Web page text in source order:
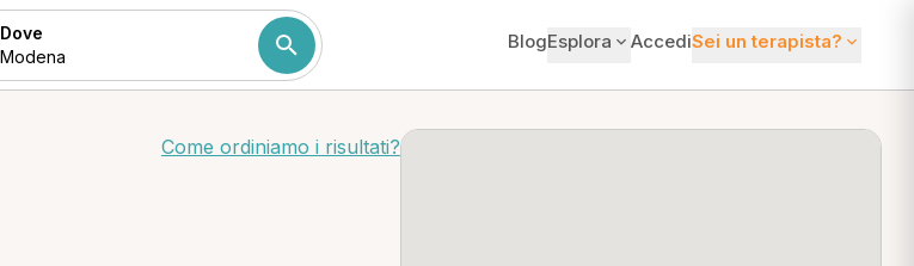
Dove BlogEsplora AccediSei un terapista?
Come ordiniamo i risultati?